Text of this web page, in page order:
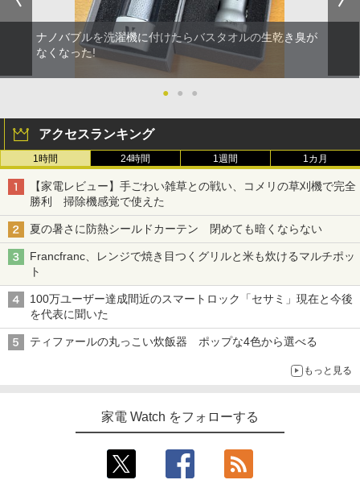
ナノバブルを洗濯機に付けたらバスタオルの生乾き臭が
なくなった!
● ● ●
アクセスランキング
1時間 24時間 1週間 1カ月
【家電レビュー】手ごわい雑草との戦い、コメリの草刈機で完全
勝利 掃除機感覚で使えた
夏の暑さに防熱シールドカーテン 閉めても暗くならない
Francfranc、レンジで焼き目つくグリルと米も炊けるマルチポッ
ト
100万ユーザー達成間近のスマートロック「セサミ」現在と今後
を代表に聞いた
ティファールの丸っこい炊飯器 ポップな4色から選べる
もっと見る
家電 Watch をフォローする